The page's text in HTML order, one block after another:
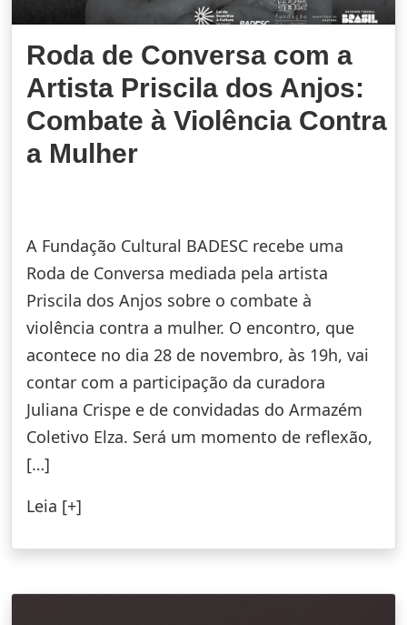
Roda de Conversa com a
Artista Priscila dos Anjos:
Combate à Violência Contra
a Mulher
A Fundação Cultural BADESC recebe uma
Roda de Conversa mediada pela artista
Priscila dos Anjos sobre o combate à
violência contra a mulher. O encontro, que
acontece no dia 28 de novembro, às 19h, vai
contar com a participação da curadora
Juliana Crispe e de convidadas do Armazém
Coletivo Elza. Será um momento de reflexão,
[…]
Leia [+]